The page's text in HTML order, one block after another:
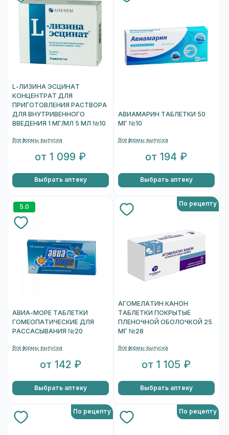
L-ЛИЗИНА ЭСЦИНАТ
КОНЦЕНТРАТ ДЛЯ
ПРИГОТОВЛЕНИЯ РАСТВОРА
ДЛЯ ВНУТРИВЕННОГО
ВВЕДЕНИЯ 1 МГ/МЛ 5 МЛ №10
Все формы выпуска
от 1 099 ₽
Выбрать аптеку
АВИАМАРИН ТАБЛЕТКИ 50
МГ №10
Все формы выпуска
от 194 ₽
Выбрать аптеку
5.0
АВИА-МОРЕ ТАБЛЕТКИ
ГОМЕОПАТИЧЕСКИЕ ДЛЯ
РАССАСЫВАНИЯ №20
Все формы выпуска
от 142 ₽
Выбрать аптеку
По рецепту
АГОМЕЛАТИН КАНОН
ТАБЛЕТКИ ПОКРЫТЫЕ
ПЛЕНОЧНОЙ ОБОЛОЧКОЙ 25
МГ №28
Все формы выпуска
от 1 105 ₽
Выбрать аптеку
По рецепту По рецепту